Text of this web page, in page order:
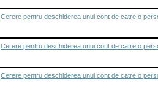
Cerere pentru deschiderea unui cont de catre o
Cerere pentru deschiderea unui cont de catre o
Cerere pentru deschiderea unui cont de catre o